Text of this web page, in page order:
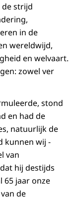
de strijd
in de
wereldwijd,
en welvaart.
zowel ver
stond
en had de
natuurlijk de
kunnen wij -
van
hij destijds
65 jaar onze
de